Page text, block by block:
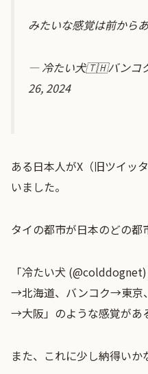
みたいな感覚は前から
— 冷たい犬🇹🇭バンコ
26, 2024
ある日本人がX（旧ツイッ
いました。
タイの都市が日本のどの都
「冷たい犬
→北海道、バンコク→東京
→大阪」のような感覚があ
また、これに少し納得い